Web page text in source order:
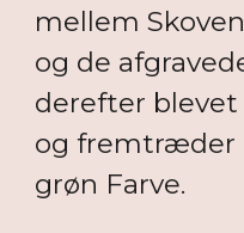
mellem
og de
derefter
og fremtræder
grøn Farve.